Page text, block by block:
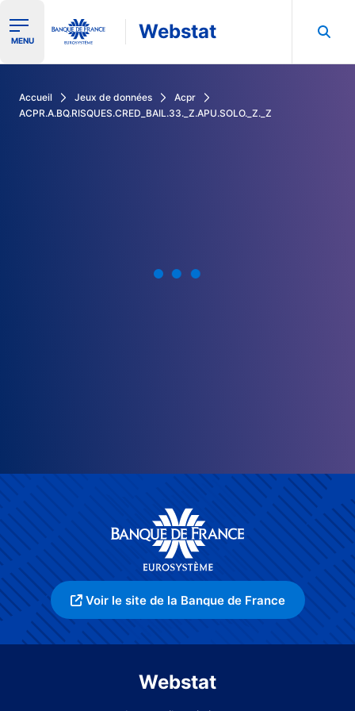
Ouvrir le menu de navigation
MENU Webstat
Accueil Jeux de données
Acpr
ACPR.A.BQ.RISQUES.CRED_BAIL.33._Z.APU.SOLO._Z._Z
Voir le site de la Banque de France
Webstat